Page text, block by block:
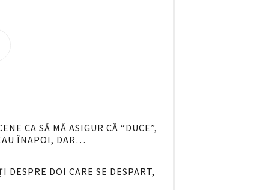
CA SĂ MĂ ASIGUR CĂ “DUCE”,
ÎNAPOI, DAR…
DESPRE DOI CARE SE DESPART,